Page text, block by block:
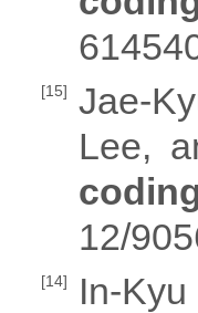
[15]
Jae-
Lee,
12/
[14]
In-